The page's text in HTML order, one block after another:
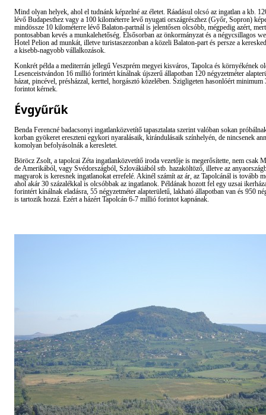
Mind olyan helyek, ahol el tudnánk képzelné az életet. Ráadásul olcsó az ingatlan a kb.
lévő Budapesthez vagy a 100 kilométerre levő nyugati országrészhez (Győr, Sopron)
mindössze 10 kilométerre lévő Balaton-partnál is jelentősen olcsóbb, mégpedig azért,
pontosabban kevés a munkalehetőség. Elsősorban az önkormányzat és a négycsillagos
Hotel Pelion ad munkát, illetve turistaszezonban a közeli Balaton-part és persze a
a kisebb-nagyobb vállalkozások.
Konkrét példa a mediterrán jellegű Veszprém megyei kisváros, Tapolca és környékének
Lesenceistvándon 16 millió forintért kínálnak újszerű állapotban 120 négyzetméter
házat, pincével, présházzal, kerttel, horgásztó közelében. Szigligeten hasonlóért
forintot kérnek.
Évgyűrűk
Benda Ferencné badacsonyi ingatlanközvetítő tapasztalata szerint valóban sokan
korban gyökeret ereszteni egykori nyaralásaik, kirándulásaik színhelyén, de nincsenek
komolyan befolyásolnák a keresletet.
Böröcz Zsolt, a tapolcai Zéta ingatlanközvetítő iroda vezetője is megerősítette, nem csak
de Amerikából, vagy Svédországból, Szlovákiából stb. hazaköltöző, illetve az
magyarok is keresnek ingatlanokat errefelé. Akinél számít az ár, az Tapolcánál is tovább
ahol akár 30 százalékkal is olcsóbbak az ingatlanok. Példának hozott fel egy uzsai
forintért kínálnak eladásra, 55 négyzetméter alapterületű, lakható állapotban van és 950
is tartozik hozzá. Ezért a házért Tapolcán 6-7 millió forintot kapnának.